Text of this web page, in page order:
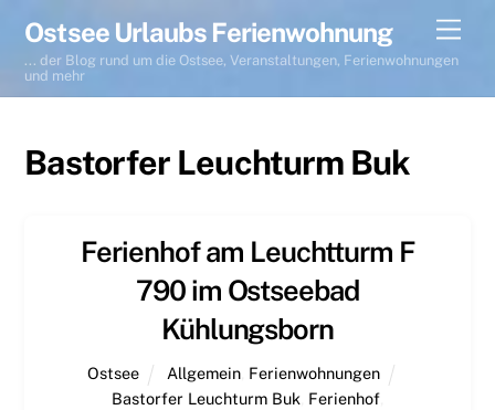
content
Ostsee Urlaubs Ferienwohnung
... der Blog rund um die Ostsee, Veranstaltungen, Ferienwohnungen
und mehr
Bastorfer Leuchturm Buk
Ferienhof am Leuchtturm F
790 im Ostseebad
Kühlungsborn
Ostsee Allgemein Ferienwohnungen
Bastorfer Leuchturm Buk Ferienhof